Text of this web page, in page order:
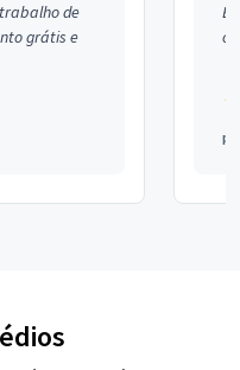
de
grátis e